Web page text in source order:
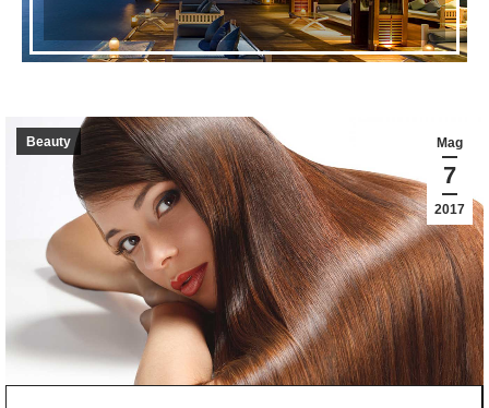
Mag
7
2017
Beauty